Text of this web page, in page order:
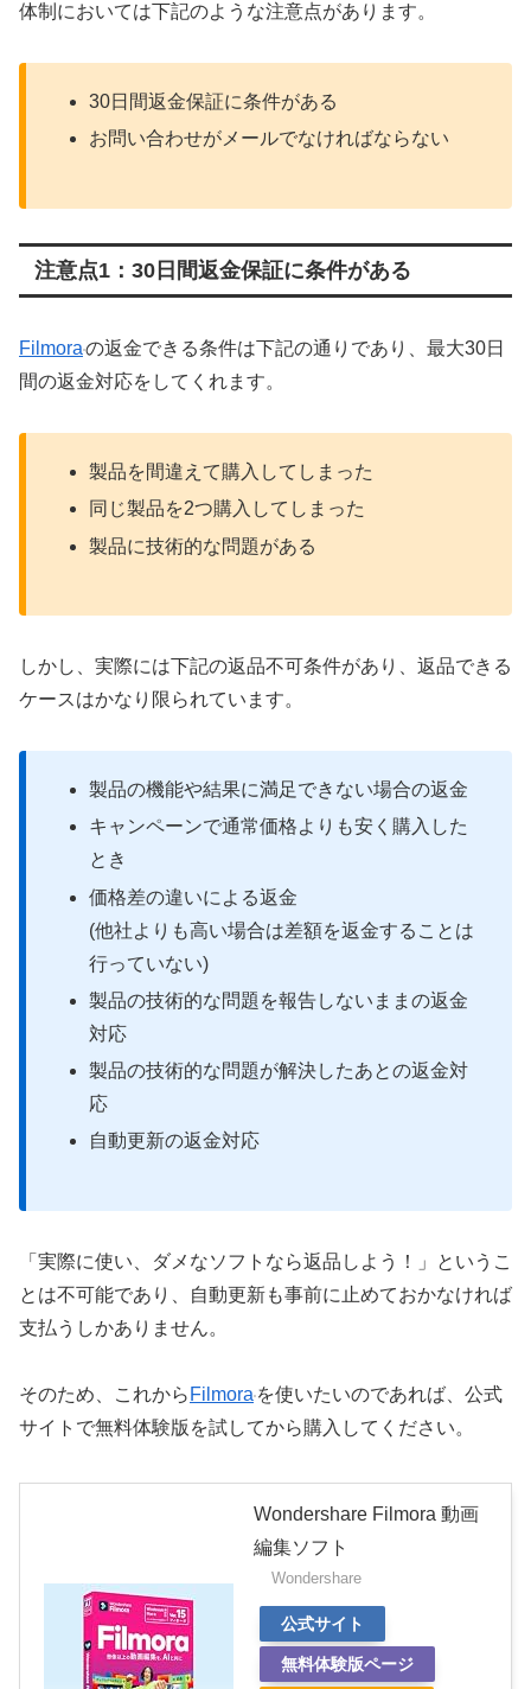
体制においては下記のような注意点があります。
30日間返金保証に条件がある
お問い合わせがメールでなければならない
注意点1：30日間返金保証に条件がある
Filmoraの返金できる条件は下記の通りであり、最大30日
間の返金対応をしてくれます。
製品を間違えて購入してしまった
同じ製品を2つ購入してしまった
製品に技術的な問題がある
しかし、実際には下記の返品不可条件があり、返品できる
ケースはかなり限られています。
製品の機能や結果に満足できない場合の返金
キャンペーンで通常価格よりも安く購入した
とき
価格差の違いによる返金
(他社よりも高い場合は差額を返金することは
行っていない)
製品の技術的な問題を報告しないままの返金
対応
製品の技術的な問題が解決したあとの返金対
応
自動更新の返金対応
「実際に使い、ダメなソフトなら返品しよう！」というこ
とは不可能であり、自動更新も事前に止めておかなければ
支払うしかありません。
そのため、これから Filmora を使いたいのであれば、公式
サイトで無料体験版を試してから購入してください。
Wondershare Filmora 動画
編集ソフト
Wondershare
公式サイト
無料体験版ページ